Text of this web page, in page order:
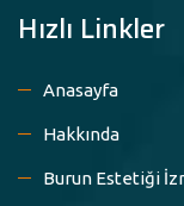
Hızlı Linkler
Anasayfa
Hakkında
Burun Estetiği